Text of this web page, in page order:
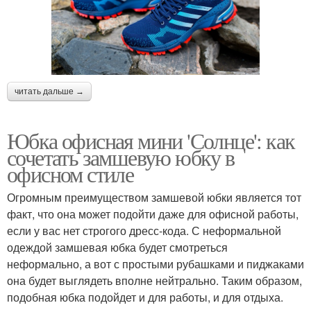
читать дальше →
Юбка офисная мини 'Солнце': как
сочетать замшевую юбку в
офисном стиле
Огромным преимуществом замшевой юбки является тот
факт, что она может подойти даже для офисной работы,
если у вас нет строгого дресс-кода. С неформальной
одеждой замшевая юбка будет смотреться
неформально, а вот с простыми рубашками и пиджаками
она будет выглядеть вполне нейтрально. Таким образом,
подобная юбка подойдет и для работы, и для отдыха.